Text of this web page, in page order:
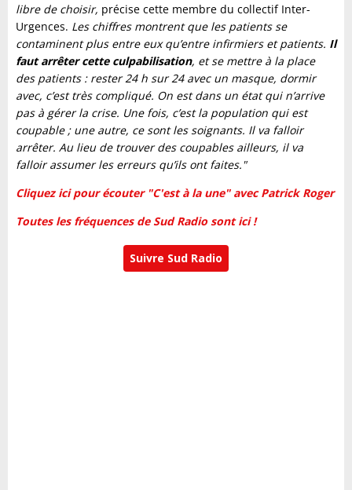
libre de choisir, précise cette membre du collectif Inter-
Urgences. Les chiffres montrent que les patients se
contaminent plus entre eux qu’entre infirmiers et patients. Il
faut arrêter cette culpabilisation, et se mettre à la place
des patients : rester 24 h sur 24 avec un masque, dormir
avec, c’est très compliqué. On est dans un état qui n’arrive
pas à gérer la crise. Une fois, c’est la population qui est
coupable ; une autre, ce sont les soignants. Il va falloir
arrêter. Au lieu de trouver des coupables ailleurs, il va
falloir assumer les erreurs qu’ils ont faites."
Cliquez ici pour écouter "C'est à la une" avec Patrick Roger
Toutes les fréquences de Sud Radio sont ici !
Suivre Sud Radio